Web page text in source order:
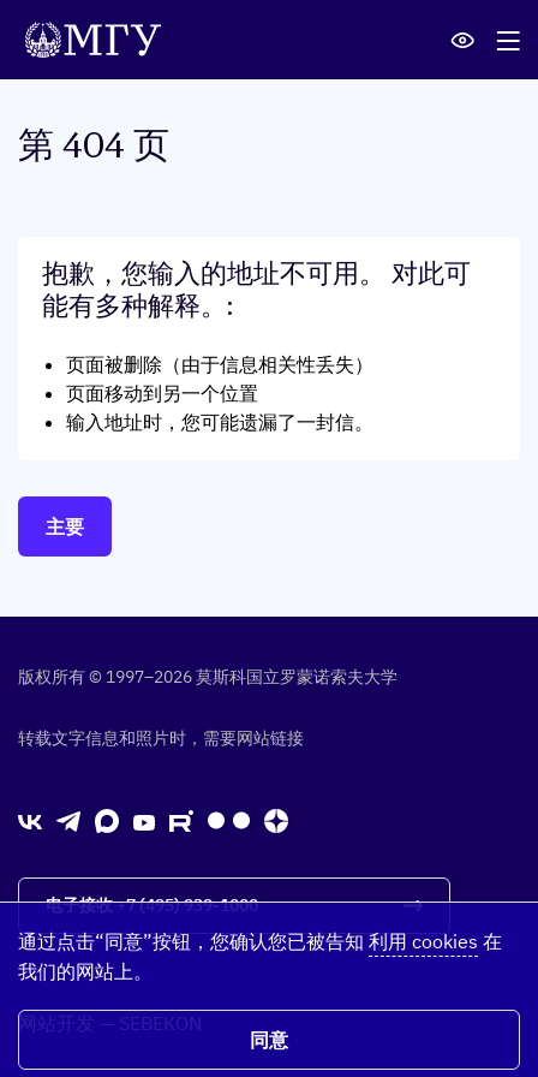
第 404 页
抱歉，您输入的地址不可用。 对此可
能有多种解释。 :
页面被删除（由于信息相关性丢失）
页面移动到另一个位置
输入地址时，您可能遗漏了一封信。
主要
版权所有 © 1997–2026 莫斯科国立罗蒙诺索夫大学
转载文字信息和照片时，需要网站链接
电子接收+7 (495) 939-1000
网站开发 — SEBEKON
通过点击“同意”按钮，您确认您已被告知 利用 cookies 在
我们的网站上。
同意